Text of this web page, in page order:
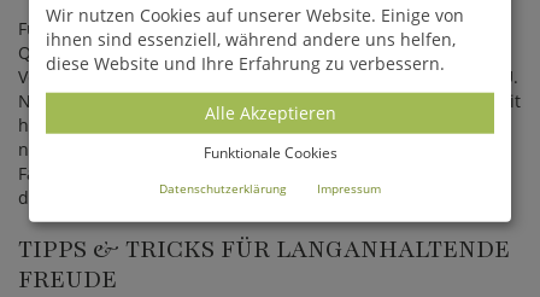
Für die Rost Figuren aus Metall werden Materialien höchster
Qualität verwendet. Die Produktion und hochqualitative
Verarbeitung in Handarbeit erfolgen ausschließlich in der EU.
Nach der Fertigstellung werden die Eisenobjekte an Orten mit
hoher Luftfeuchtigkeit und Wärme gelagert, wodurch der
natürliche Rostprozess einsetzt. Hierbei verändert sich der
Farbton ungleichmäßig von einem hellen Orange zu einem
dunkleren Braun. Dadurch wird jedes Produkt ein Unikat.
TIPPS & TRICKS FÜR LANGANHALTENDE
FREUDE
Wir nutzen Cookies auf unserer Website. Einige von
ihnen sind essenziell, während andere uns helfen,
diese Website und Ihre Erfahrung zu verbessern.
Alle Akzeptieren
Funktionale Cookies
Datenschutzerklärung Impressum